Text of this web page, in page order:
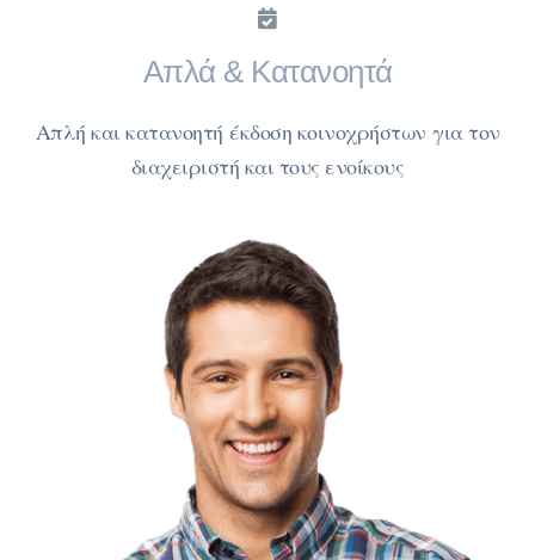
Απλά & Κατανοητά
Απλή και κατανοητή έκδοση κοινοχρήστων για τον
διαχειριστή και τους ενοίκους